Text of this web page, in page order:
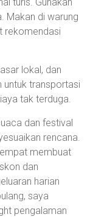
Makan di warung
rekomendasi
lokal, dan
untuk transportasi
tak terduga.
dan festival
rencana.
membuat
dan
harian
saya
pengalaman